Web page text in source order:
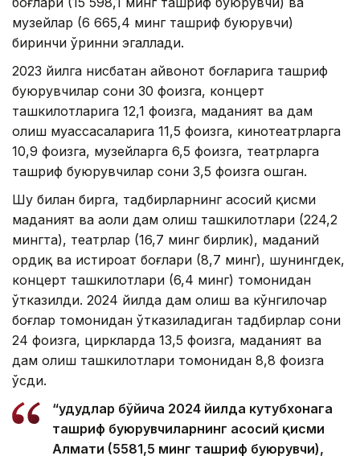
музейлар (6 665,4 минг ташриф буюрувчи)
биринчи ўринни эгаллади.
2023 йилга нисбатан ҳайвонот боғларига ташриф
буюрувчилар сони 30 фоизга, концерт
ташкилотларига 12,1 фоизга, маданият ва дам
олиш муассасаларига 11,5 фоизга, кинотеатрларга
10,9 фоизга, музейларга 6,5 фоизга, театрларга
ташриф буюрувчилар сони 3,5 фоизга ошган.
Шу билан бирга, тадбирларнинг асосий қисми
маданият ва аҳоли дам олиш ташкилотлари (224,2
мингта), театрлар (16,7 минг бирлик), маданий
ҳордиқ ва истироҳат боғлари (8,7 минг), шунингдек,
концерт ташкилотлари (6,4 минг) томонидан
ўтказилди. 2024 йилда дам олиш ва кўнгилочар
боғлар томонидан ўтказиладиган тадбирлар сони
24 фоизга, циркларда 13,5 фоизга, маданият ва
дам олиш ташкилотлари томонидан 8,8 фоизга
ўсди.
“Ҳудудлар бўйича 2024 йилда кутубхонага
ташриф буюрувчиларнинг асосий қисми
Алмати (5581,5 минг ташриф буюрувчи),